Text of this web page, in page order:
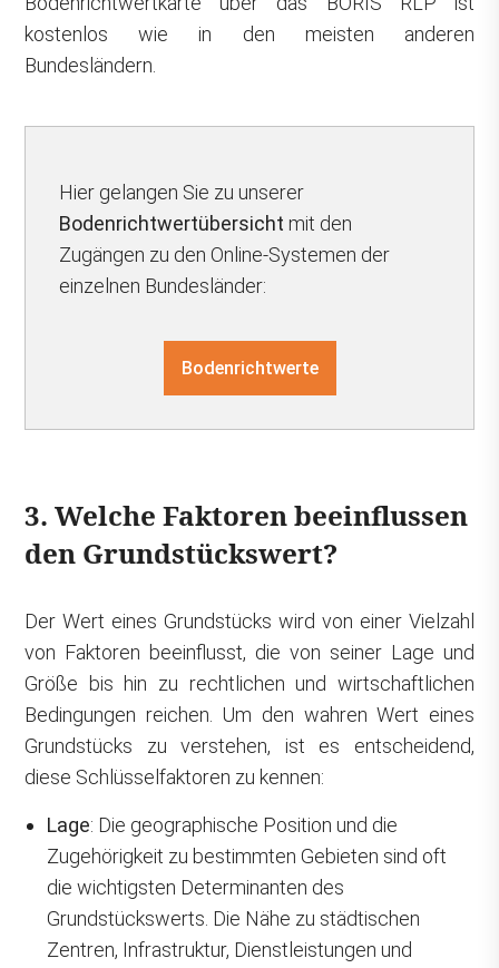
kostenlos wie in den meisten anderen
Bundesländern.
Hier gelangen Sie zu unserer
Bodenrichtwertübersicht mit den
Zugängen zu den Online-Systemen der
einzelnen Bundesländer:
Bodenrichtwerte
3. Welche Faktoren beeinflussen
den Grundstückswert?
Der Wert eines Grundstücks wird von einer Vielzahl
von Faktoren beeinflusst, die von seiner Lage und
Größe bis hin zu rechtlichen und wirtschaftlichen
Bedingungen reichen. Um den wahren Wert eines
Grundstücks zu verstehen, ist es entscheidend,
diese Schlüsselfaktoren zu kennen:
Lage: Die geographische Position und die
Zugehörigkeit zu bestimmten Gebieten sind oft
die wichtigsten Determinanten des
Grundstückswerts. Die Nähe zu städtischen
Zentren, Infrastruktur, Dienstleistungen und